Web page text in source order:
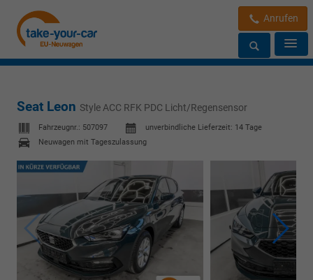
Anrufen
Seat Leon Style ACC RFK PDC Licht/Regensensor
Fahrzeugnr.: 507097 unverbindliche Lieferzeit: 14 Tage
Neuwagen mit Tageszulassung